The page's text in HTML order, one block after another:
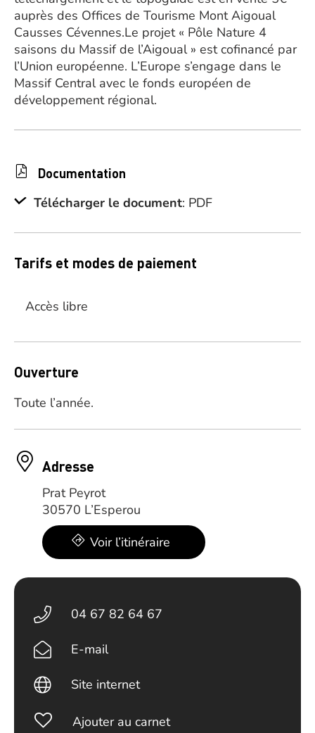
auprès des Offices de Tourisme Mont Aigoual
Causses Cévennes.Le projet « Pôle Nature 4
saisons du Massif de l’Aigoual » est cofinancé par
l’Union européenne. L’Europe s’engage dans le
Massif Central avec le fonds européen de
développement régional.
Documentation
Télécharger le document: PDF
Tarifs et modes de paiement
Accès libre
Ouverture
Toute l’année.
Adresse
Prat Peyrot
30570 L’Esperou
Voir l’itinéraire
04 67 82 64 67
E-mail
Site internet
Ajouter au carnet